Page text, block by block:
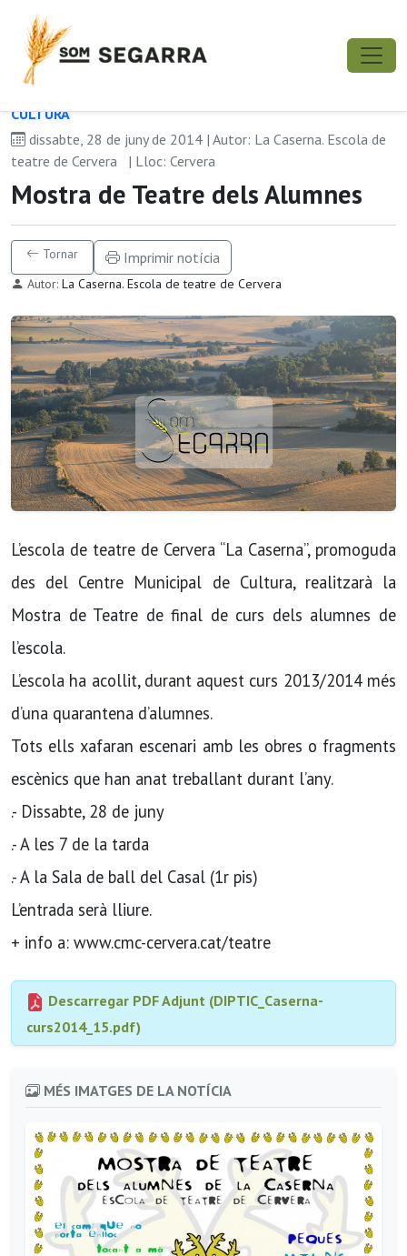
CULTURA
dissabte, 28 de juny de 2014 | Autor: La Caserna. Escola de
teatre de Cervera
| Lloc: Cervera
Mostra de Teatre dels Alumnes
Tornar Imprimir notícia
Autor: La Caserna. Escola de teatre de Cervera
L’escola de teatre de Cervera “La Caserna”, promoguda
des del Centre Municipal de Cultura, realitzarà la
Mostra de Teatre de final de curs dels alumnes de
l’escola.
L’escola ha acollit, durant aquest curs 2013/2014 més
d’una quarantena d’alumnes.
Tots ells xafaran escenari amb les obres o fragments
escènics que han anat treballant durant l’any.
.- Dissabte, 28 de juny
.- A les 7 de la tarda
.- A la Sala de ball del Casal (1r pis)
L’entrada serà lliure.
+ info a: www.cmc-cervera.cat/teatre
Descarregar PDF Adjunt (DIPTIC_Caserna-
curs2014_15.pdf)
MÉS IMATGES DE LA NOTÍCIA